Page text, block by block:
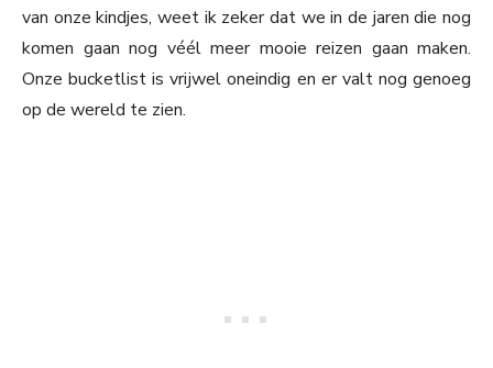
van onze kindjes, weet ik zeker dat we in de jaren die nog
komen gaan nog véél meer mooie reizen gaan maken.
Onze bucketlist is vrijwel oneindig en er valt nog genoeg
op de wereld te zien.